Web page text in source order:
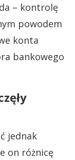
– kontrolę
powodem
konta
bankowego
jednak
on różnicę